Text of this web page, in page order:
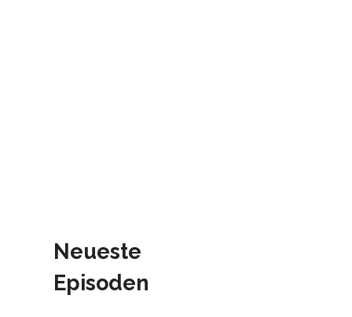
Neueste
Episoden